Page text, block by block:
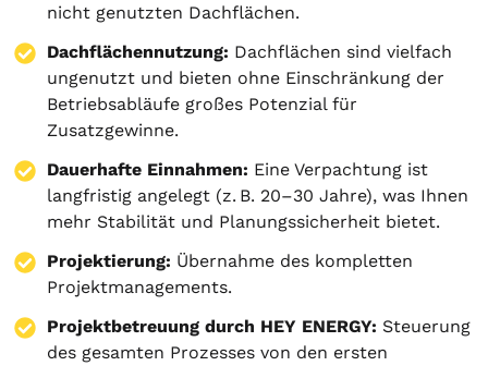
nicht genutzten Dachflächen.
Dachflächennutzung: Dachflächen sind vielfach
ungenutzt und bieten ohne Einschränkung der
Betriebsabläufe großes Potenzial für
Zusatzgewinne.
Dauerhafte Einnahmen: Eine Verpachtung ist
langfristig angelegt (z. B. 20–30 Jahre), was Ihnen
mehr Stabilität und Planungssicherheit bietet.
Projektierung: Übernahme des kompletten
Projektmanagements.
Projektbetreuung durch HEY ENERGY: Steuerung
des gesamten Prozesses von den ersten